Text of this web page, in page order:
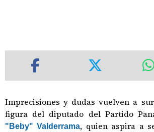
Imprecisiones y dudas vuelven a
figura del diputado del Partido
"Beby" Valderrama, quien aspira a